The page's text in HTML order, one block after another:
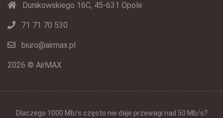
Dunikowskiego 16C, 45-631 Opole
71 71 70 530
biuro@airmax.pl
2026 © AirMAX
Dlaczego 1000 Mb/s często nie daje przewagi nad 50 Mb/s?